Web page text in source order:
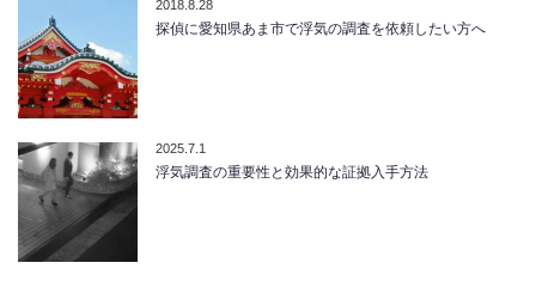
2018.8.28
探偵に愛知県あま市で浮気の調査を依頼したい方へ
2025.7.1
浮気調査の重要性と効果的な証拠入手方法